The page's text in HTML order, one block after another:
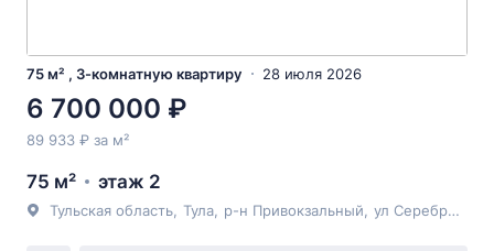
75 м² , 3-комнатную квартиру 28 июля 2026
6 700 000 ₽
89 933 ₽ за м²
75 м² этаж 2
Тульская область Тула р-н Привокзальный ул Серебровская